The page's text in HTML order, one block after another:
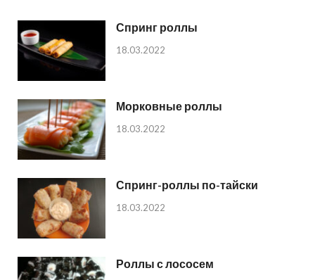
Спринг роллы
18.03.2022
Морковные роллы
18.03.2022
Спринг-роллы по-тайски
18.03.2022
Роллы с лососем